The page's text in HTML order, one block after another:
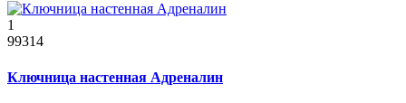
1
99314
Ключница настенная Адреналин